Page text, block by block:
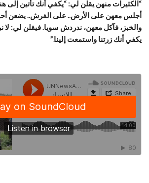
“الكثيرات منهن يقلن لي: “يكفي أنك تأتين إلى
أجلس معهن على الأرض.. على الفرش.. يضعن
والخبز، فآكل معهن، ندردش سويا. فيقلن لي: لا
يكفي أنك زرتنا واستمعت إلينا.”